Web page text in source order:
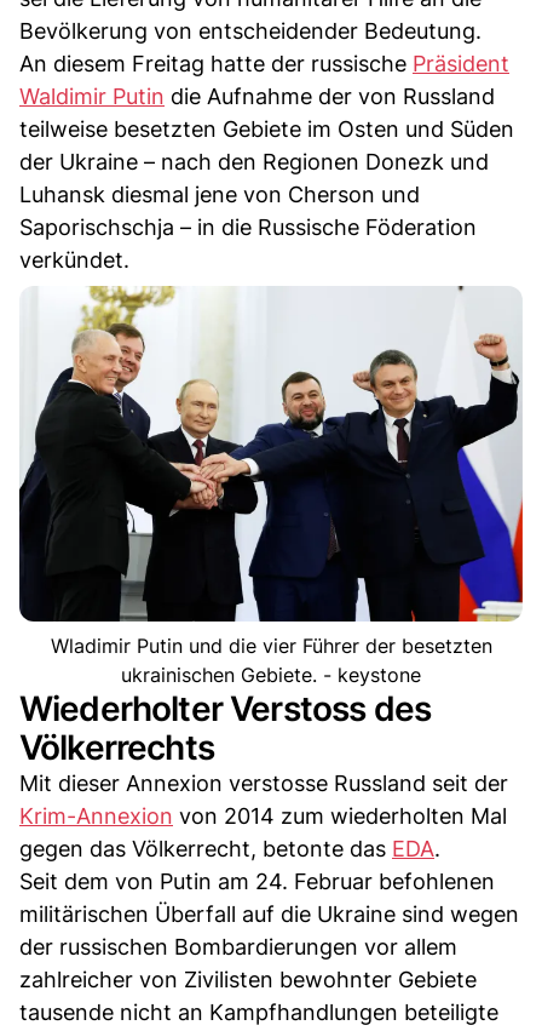
Bevölkerung von entscheidender Bedeutung.
An diesem Freitag hatte der russische Präsident
Waldimir Putin die Aufnahme der von Russland
teilweise besetzten Gebiete im Osten und Süden
der Ukraine – nach den Regionen Donezk und
Luhansk diesmal jene von Cherson und
Saporischschja – in die Russische Föderation
verkündet.
Wladimir Putin und die vier Führer der besetzten
ukrainischen Gebiete. - keystone
Wiederholter Verstoss des
Völkerrechts
Mit dieser Annexion verstosse Russland seit der
Krim-Annexion von 2014 zum wiederholten Mal
gegen das Völkerrecht, betonte das EDA.
Seit dem von Putin am 24. Februar befohlenen
militärischen Überfall auf die Ukraine sind wegen
der russischen Bombardierungen vor allem
zahlreicher von Zivilisten bewohnter Gebiete
tausende nicht an Kampfhandlungen beteiligte